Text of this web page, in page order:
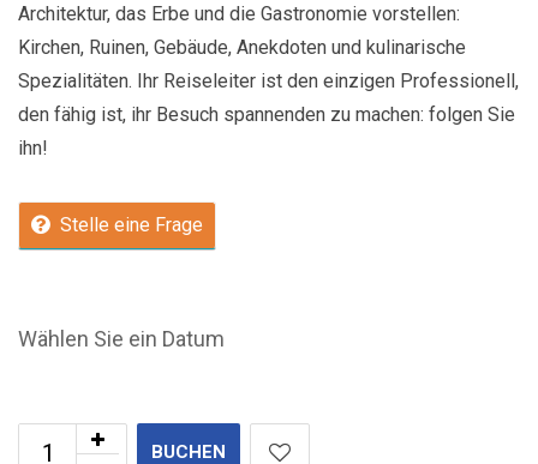
Architektur, das Erbe und die Gastronomie vorstellen:
Kirchen, Ruinen, Gebäude, Anekdoten und kulinarische
Spezialitäten. Ihr Reiseleiter ist den einzigen Professionell,
den fähig ist, ihr Besuch spannenden zu machen: folgen Sie
ihn!
Stelle eine Frage
Wählen Sie ein Datum
BUCHEN